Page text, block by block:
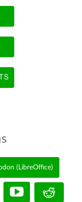
(LibreOffice)